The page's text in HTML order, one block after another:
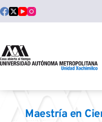
al
contenido
Maestría en